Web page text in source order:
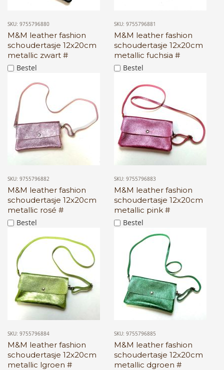
SKU: 9755796880
M&M leather fashion
schoudertasje 12x20cm
metallic zwart #
Bestel
SKU: 9755796881
M&M leather fashion
schoudertasje 12x20cm
metallic fuchsia #
Bestel
SKU: 9755796882
M&M leather fashion
schoudertasje 12x20cm
metallic rosé #
Bestel
SKU: 9755796883
M&M leather fashion
schoudertasje 12x20cm
metallic pink #
Bestel
SKU: 9755796884
M&M leather fashion
schoudertasje 12x20cm
metallic lgroen #
SKU: 9755796885
M&M leather fashion
schoudertasje 12x20cm
metallic dgroen #